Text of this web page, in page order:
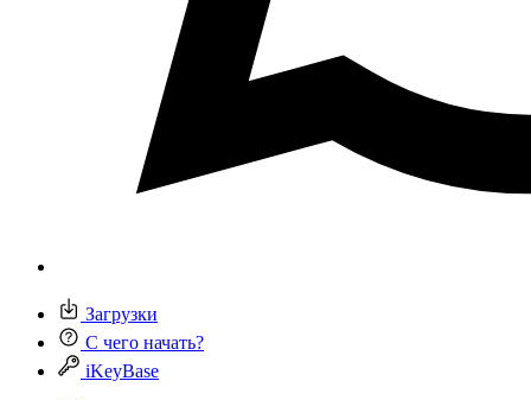
Загрузки
С чего начать?
iKeyBase